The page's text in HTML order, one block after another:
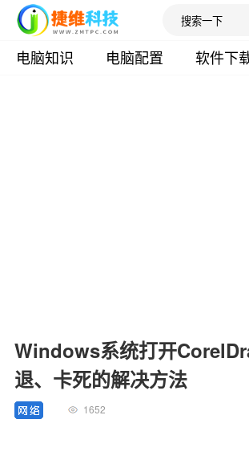
电脑知识 电脑配置 软件下
Windows系统打开
退、卡死的解决方法
1652